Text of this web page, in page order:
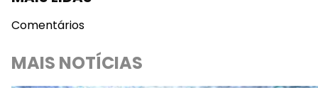
Comentários
MAIS NOTÍCIAS